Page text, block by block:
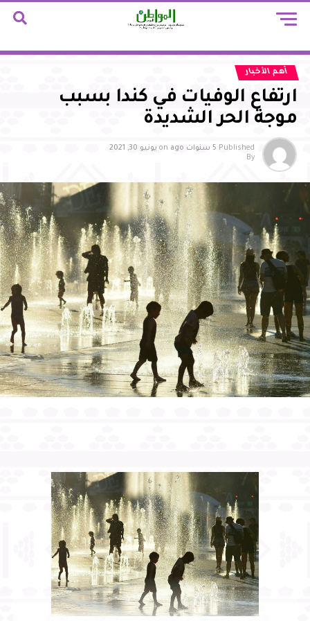
أهم الأخبار
ارتفاع الوفيات في كندا بسبب
موجة الحر الشديدة
Published 5 سنوات ago on يونيو 30, 2021
By